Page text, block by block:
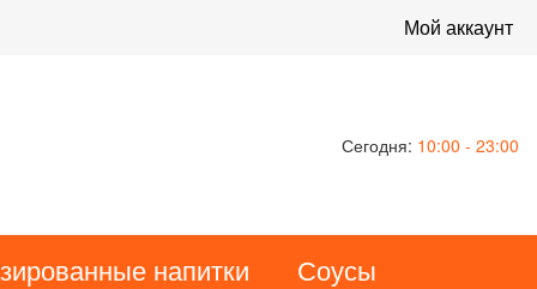
Мой аккаунт
Сегодня: 10:00 - 23:00
напитки Соусы